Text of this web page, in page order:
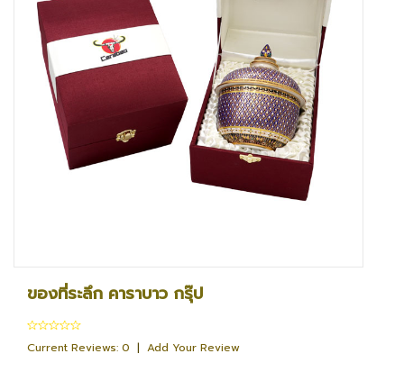
ของที่ระลึก คาราบาว กรุ๊ป
Current Reviews: 0 | Add Your Review